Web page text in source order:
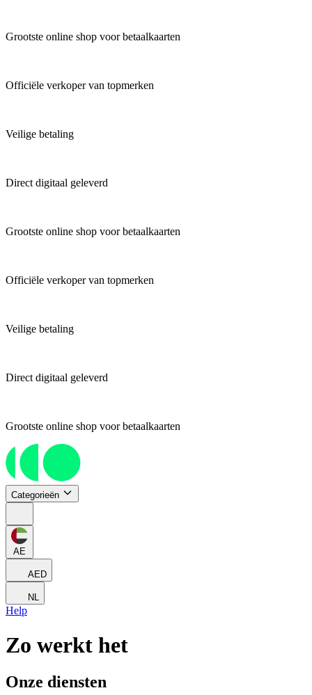
Grootste online shop voor betaalkaarten
Officiële verkoper van topmerken
Veilige betaling
Direct digitaal geleverd
Grootste online shop voor betaalkaarten
Officiële verkoper van topmerken
Veilige betaling
Direct digitaal geleverd
Grootste online shop voor betaalkaarten
Categorieën
AE
AED
NL
Help
Zo werkt het
Onze diensten